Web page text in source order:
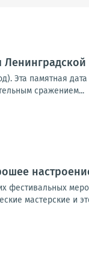
Ленинградской
Эта памятная
сражением...
фестивальных
мастерские и